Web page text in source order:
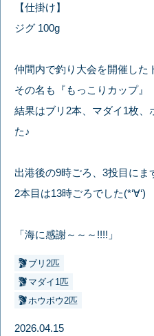
【仕掛け】
ジグ 100g
仲間内で釣り大会を開催した
その名も『もっこりカップ』
結果はブリ2本、マダイ1枚、
た♪
出港後の9時ごろ、3投目にま
2本目は13時ごろでした(*‘∀‘)
「海に感謝～～～!!!!」
ブリ2匹
マダイ1匹
ホウボウ2匹
2026.04.15